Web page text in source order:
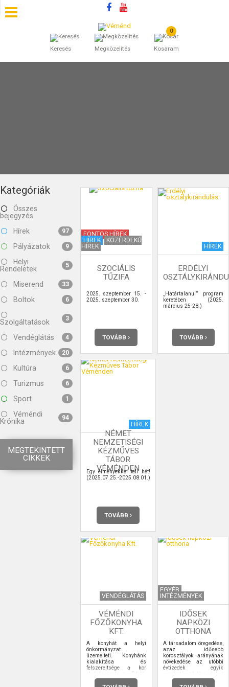
Keresés Megközelítés
0
Kosaram
SZÁLLÁSOK
BEJEGYZÉSEK
Kategóriák
Összes
bejegyzés
Hírek
97
Pályázatok 9
Helyi
Rendeletek
5
Miserend 33
Boltok 6
Szolgáltatások 3
Vendéglátás 4
Intézmények 20
Kultúra 6
Turizmus 6
Sport 1
Véméndi
Krónika
94
MEGTEKINTETT
CIKKEK
FONTOS HÍREK
HÍREK
KÖZÉRDEKŰ
HÍREK
SZOCIÁLIS
TŰZIFA
2025. szeptember 15. -
2025. szeptember 30.
TOVÁBB
HÍREK
ERDÉLYI
„Határtalanul” program
keretében (2025.
március 25-28.)
TOVÁBB
HÍREK
NÉMET
NEMZETISÉGI
KÉZMŰVES
TÁBOR
VÉMÉNDEN
Egy élményekkel teli hét!
(2025.07.25.-2025.08.01.)
TOVÁBB
VENDÉGLÁTÁS
VÉMÉNDI
FŐZŐKONYHA
KFT.
A konyhát a helyi
önkormányzat
üzemelteti. Konyhánk
kialakítása és
felszereltsége a kor
elvárásainak megfelelő.
Az aktuális törvényi
EGYÉB
INTÉZMÉNYEK
IDŐSEK
NAPKÖZI
OTTHONA
A társadalom öregedése,
azaz idősebb
korosztályok arányának
növekedése az utóbbi
évtizedek egyik
meghatározó társadalmi
jelensége. A 65 éven